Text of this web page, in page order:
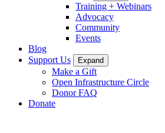
Training + Webinars
Advocacy
Community
Events
Blog
Support Us
Expand
Make a Gift
Open Infrastructure Circle
Donor FAQ
Donate